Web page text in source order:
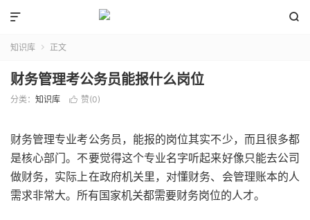


知识库  正文
财务管理考公务员能报什么岗位
分类： 知识库  赞(0)
财务管理专业考公务员，能报的岗位其实不少，而且很多都
是核心部门。不要觉得这个专业名字听起来好像只能去公司
做财务，实际上在政府机关里，对懂财务、会管理账本的人
需求非常大。所有国家机关都需要财务岗位的人才。